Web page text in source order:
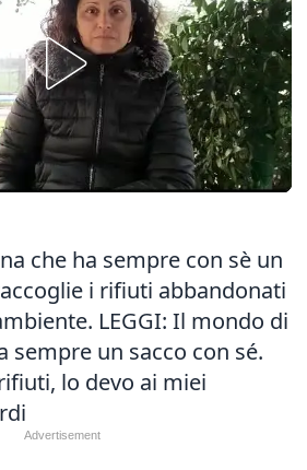
che ha sempre con sè un
i rifiuti abbandonati
LEGGI: Il mondo di
sempre un sacco con sé.
lo devo ai miei